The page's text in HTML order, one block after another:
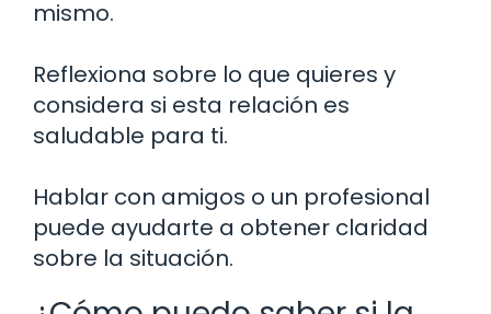
mismo.
Reflexiona sobre lo que quieres y
considera si esta relación es
saludable para ti.
Hablar con amigos o un profesional
puede ayudarte a obtener claridad
sobre la situación.